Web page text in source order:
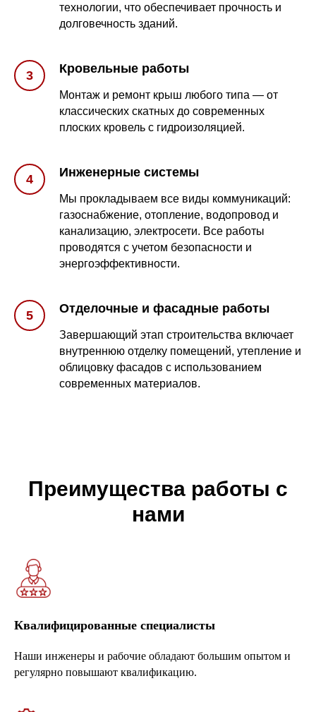
технологии, что обеспечивает прочность и
долговечность зданий.
Кровельные работы
Монтаж и ремонт крыш любого типа — от
классических скатных до современных
плоских кровель с гидроизоляцией.
Инженерные системы
Мы прокладываем все виды коммуникаций:
газоснабжение, отопление, водопровод и
канализацию, электросети. Все работы
проводятся с учетом безопасности и
энергоэффективности.
Отделочные и фасадные работы
Завершающий этап строительства включает
внутреннюю отделку помещений, утепление и
облицовку фасадов с использованием
современных материалов.
Преимущества работы с
нами
Квалифицированные специалисты
Наши инженеры и рабочие обладают большим опытом и
регулярно повышают квалификацию.